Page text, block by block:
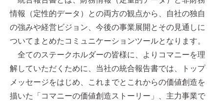
情報（定性的データ）との両方の観点から、自社の独自
の強みや経営ビジョン、今後の事業展開とその見通しに
ついてまとめたコミュニケーションツールとなります。
全てのステークホルダーの皆様に、よりコマニーを理
解していただくために、当社の統合報告書では、トップ
メッセージをはじめ、これまでとこれからの価値創造を
描いた「コマニーの価値創造ストーリー」、主力事業で